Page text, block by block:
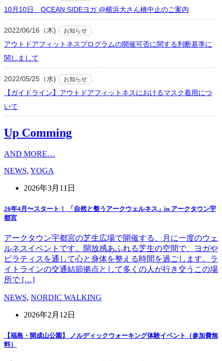
10月10日 OCEAN SIDEヨガ @横浜大さん橋中止のご案内
2022/06/16（木) お知らせ
アウトドアフィットネスプログラムの開催可否に関する判断基準に
関しまして
2022/05/25（水) お知らせ
【ガイドライン】アウトドアフィットネスにおけるマスク着用につ
いて
Up Comming
AND MORE…
NEWS, YOGA
2026年3月11日
26年4月〜スタート！ 「自然と整うアークウェルネス」in アークタウン宇
都宮
アークタウン宇都宮の芝生広場で開催する、月に一度のウェ
ルネスイベントです。開放感あふれる芝生の空間で、ヨガや
ピラティスを通して心と身体を整える時間を過ごします。ラ
イトラインの交通結節拠点として多くの人が行き交うこの場
所で […]
NEWS, NORDIC WALKING
2026年2月12日
【福島・開成山公園】 ノルディックウォーキング体験イベント（参加費無
料）